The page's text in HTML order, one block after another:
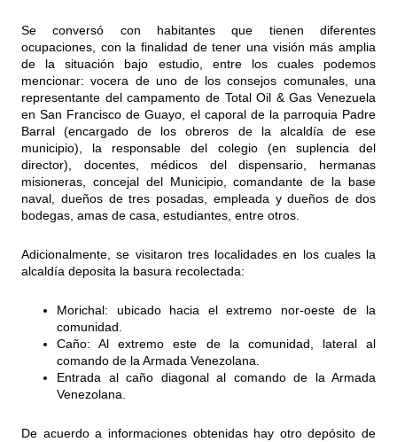
Se conversó con habitantes que tienen diferentes
ocupaciones, con la finalidad de tener una visión más amplia
de la situación bajo estudio, entre los cuales podemos
mencionar: vocera de uno de los consejos comunales, una
representante del campamento de Total Oil & Gas Venezuela
en San Francisco de Guayo, el caporal de la parroquia Padre
Barral (encargado de los obreros de la alcaldía de ese
municipio), la responsable del colegio (en suplencia del
director), docentes, médicos del dispensario, hermanas
misioneras, concejal del Municipio, comandante de la base
naval, dueños de tres posadas, empleada y dueños de dos
bodegas, amas de casa, estudiantes, entre otros.
Adicionalmente, se visitaron tres localidades en los cuales la
alcaldía deposita la basura recolectada:
Morichal: ubicado hacia el extremo nor-oeste de la
comunidad.
Caño: Al extremo este de la comunidad, lateral al
comando de la Armada Venezolana.
Entrada al caño diagonal al comando de la Armada
Venezolana.
De acuerdo a informaciones obtenidas hay otro depósito de